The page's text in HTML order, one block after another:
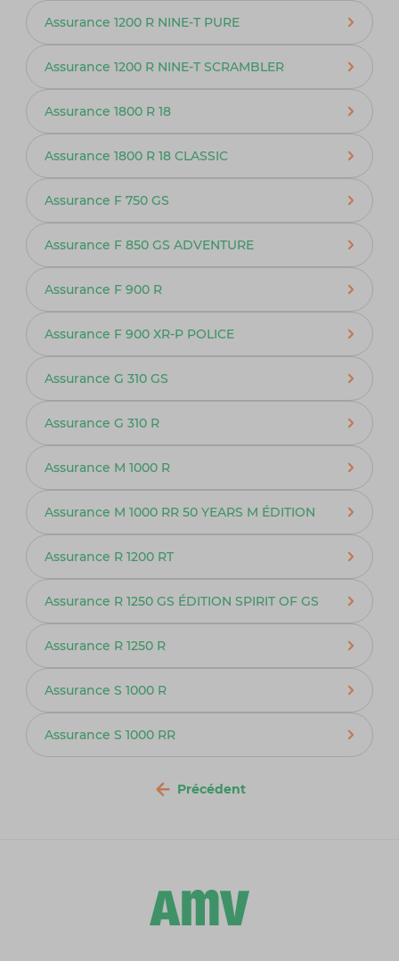
Assurance 1200 R NINE-T PURE
Assurance 1200 R NINE-T SCRAMBLER
Assurance 1800 R 18
Assurance 1800 R 18 CLASSIC
Assurance F 750 GS
Assurance F 850 GS ADVENTURE
Assurance F 900 R
Assurance F 900 XR-P POLICE
Assurance G 310 GS
Assurance G 310 R
Assurance M 1000 R
Assurance M 1000 RR 50 YEARS M ÉDITION
Assurance R 1200 RT
Assurance R 1250 GS ÉDITION SPIRIT OF GS
Assurance R 1250 R
Assurance S 1000 R
Assurance S 1000 RR
Précédent